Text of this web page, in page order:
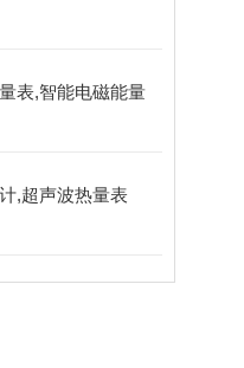
表,智能电磁能量
,超声波热量表